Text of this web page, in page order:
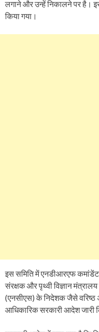
लगाने और उन्हें निकालने पर है।
किया गया।
इस समिति में एनडीआरएफ
संरक्षक और पृथ्वी विज्ञान
(एनसीएस) के निदेशक जैसे वरिष्ठ
आधिकारिक सरकारी आदेश जारी